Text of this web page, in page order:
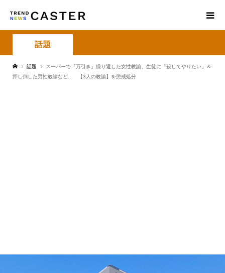
話題
話題
スーパーで『万引き』繰り返した女性教諭、生徒に「殺してやりたい」＆
押し倒した男性教諭など… 【3人の教諭】を懲戒処分